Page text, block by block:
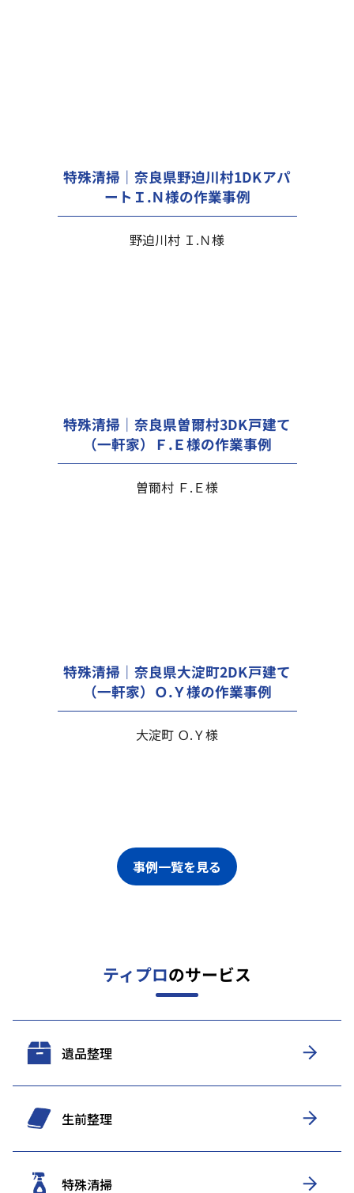
特殊清掃｜奈良県野迫川村1DKアパ
ートＩ.Ｎ様の作業事例
野迫川村 Ｉ.Ｎ様
特殊清掃｜奈良県曽爾村3DK戸建て
（一軒家）Ｆ.Ｅ様の作業事例
曽爾村 Ｆ.Ｅ様
特殊清掃｜奈良県大淀町2DK戸建て
（一軒家）Ｏ.Ｙ様の作業事例
大淀町 Ｏ.Ｙ様
事例一覧を見る
ティプロのサービス
遺品整理
生前整理
特殊清掃